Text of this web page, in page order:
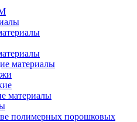
материалы
материалы
полимерных порошковых